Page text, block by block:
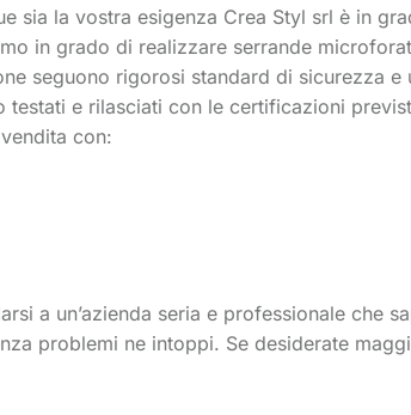
sia la vostra esigenza Crea Styl srl è in
in grado di realizzare serrande
seguono rigorosi standard di sicurezza
e rilasciati con le certificazioni
con:
a un’azienda seria e professionale che
problemi ne intoppi. Se desiderate